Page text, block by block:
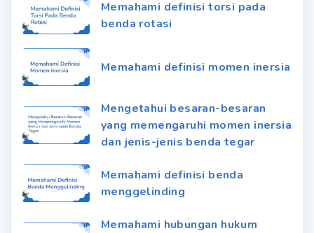
Memahami definisi torsi pada
benda rotasi
Memahami definisi momen inersia
Mengetahui besaran-besaran
yang memengaruhi momen inersia
dan jenis-jenis benda tegar
Memahami definisi benda
menggelinding
Memahami hubungan hukum